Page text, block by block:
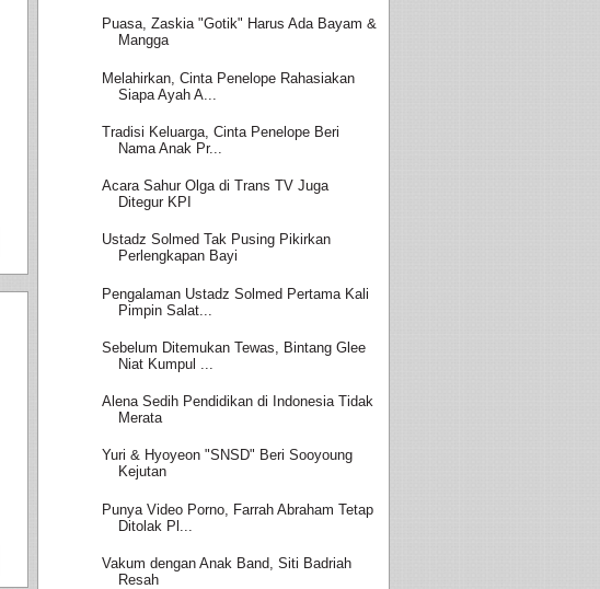
Puasa, Zaskia "Gotik" Harus Ada Bayam &
Mangga
Melahirkan, Cinta Penelope Rahasiakan
Siapa Ayah A...
Tradisi Keluarga, Cinta Penelope Beri
Nama Anak Pr...
Acara Sahur Olga di Trans TV Juga
Ditegur KPI
Ustadz Solmed Tak Pusing Pikirkan
Perlengkapan Bayi
Pengalaman Ustadz Solmed Pertama Kali
Pimpin Salat...
Sebelum Ditemukan Tewas, Bintang Glee
Niat Kumpul ...
Alena Sedih Pendidikan di Indonesia Tidak
Merata
Yuri & Hyoyeon "SNSD" Beri Sooyoung
Kejutan
Punya Video Porno, Farrah Abraham Tetap
Ditolak Pl...
Vakum dengan Anak Band, Siti Badriah
Resah